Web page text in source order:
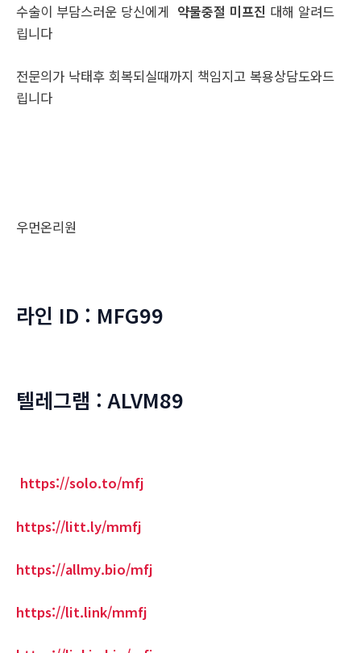
수술이 부담스러운 당신에게 약물중절 미프진 대해 알려드
립니다
전문의가 낙태후 회복되실때까지 책임지고 복용상담도와드
립니다
우먼온리원
라인 ID : MFG99
텔레그램 : ALVM89
https://solo.to/mfj
https://litt.ly/mmfj
https://allmy.bio/mfj
https://lit.link/mmfj